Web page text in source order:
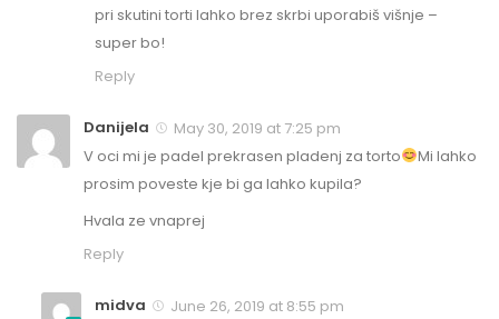
pri skutini torti lahko brez skrbi uporabiš višnje –
super bo!
Reply
Danijela
May 30, 2019 at 7:25 pm
V oci mi je padel prekrasen pladenj za torto
Mi lahko
prosim poveste kje bi ga lahko kupila?
Hvala ze vnaprej
Reply
midva
June 26, 2019 at 8:55 pm